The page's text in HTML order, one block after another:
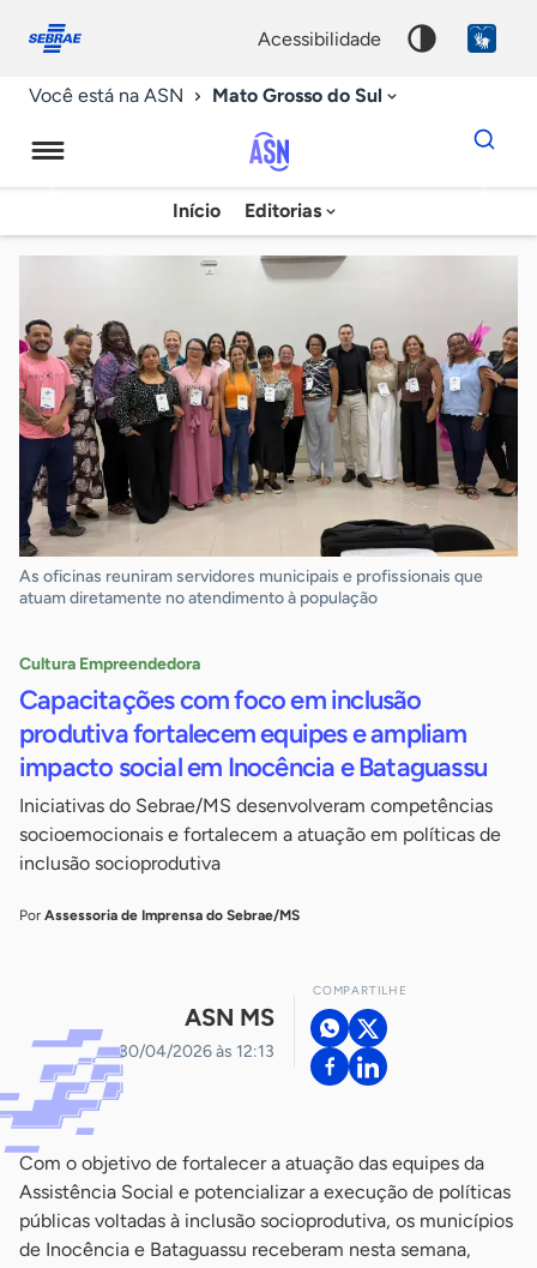
conosco
acessibilidade
Você está na ASN Mato Grosso do Sul
Agência
Sebrae
de
Notícias
Início Editorias
Dados
para
chave
As oficinas reuniram servidores municipais e profissionais que
atuam diretamente no atendimento à população
Cultura Empreendedora
Capacitações com foco em inclusão
produtiva fortalecem equipes e ampliam
impacto social em Inocência e Bataguassu
Iniciativas do Sebrae/MS desenvolveram competências
socioemocionais e fortalecem a atuação em políticas de
inclusão socioprodutiva
Por Assessoria de Imprensa do Sebrae/MS
ASN MS
30/04/2026 às 12:13
COMPARTILHE
Com o objetivo de fortalecer a atuação das equipes da
Assistência Social e potencializar a execução de políticas
públicas voltadas à inclusão socioprodutiva, os municípios
de Inocência e Bataguassu receberam nesta semana,